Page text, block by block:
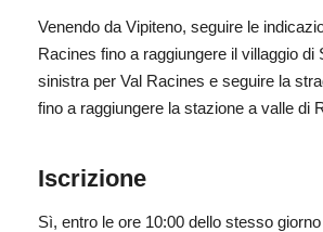
kg o un rimorchio per biciclette per un
bambini fino a 5 anni.
Il tour in e-bike sarà accompagnato da
esperta.
Venendo da Vipiteno, seguire le
Racines fino a raggiungere il villaggio di
sinistra per Val Racines e seguire la
fino a raggiungere la stazione a valle di
Iscrizione
Sì, entro le ore 10:00 dello stesso giorno